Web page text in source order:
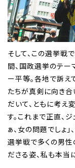
そして、この選挙戦
間、国政選挙のテー
ー平等。各地で訴え
たちが真剣に向き合
だいて、ともに考え
す。これまで正直、
ぁ、女の問題でしょ
選挙戦で多くの男性
ださる姿、私も本当